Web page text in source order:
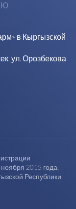
в Кыргызской
ул. Орозбекова
2015 года,
Республики